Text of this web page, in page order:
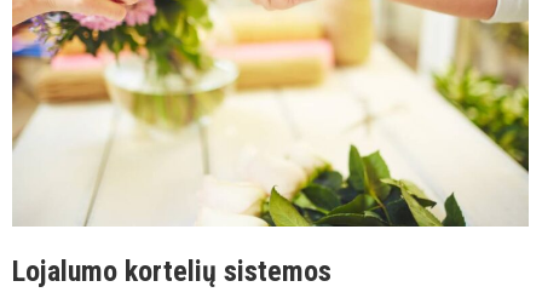
Lojalumo kortelių sistemos